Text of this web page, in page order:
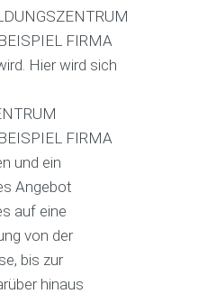
FIRMA
Hier wird sich
FIRMA
und ein
Angebot
auf eine
von der
bis zur
hinaus